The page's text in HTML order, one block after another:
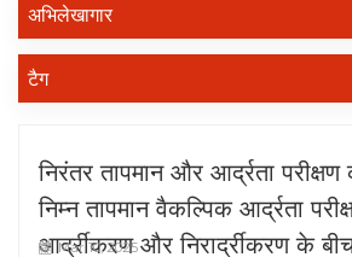
अभिलेखागार
टैग
निरंतर तापमान और आर्द्रता
निम्न तापमान वैकल्पिक आर्द्रता
आर्द्रीकरण और निरार्द्रीकरण के
Mar 10, 2025